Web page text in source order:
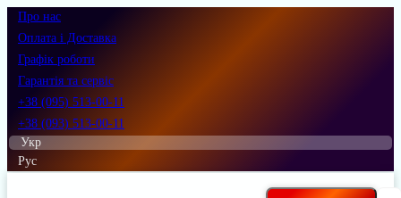
Про нас
Оплата і Доставка
Графік роботи
Гарантія та сервіс
+38 (095) 513-00-11
+38 (093) 513-00-11
Укр
Рус